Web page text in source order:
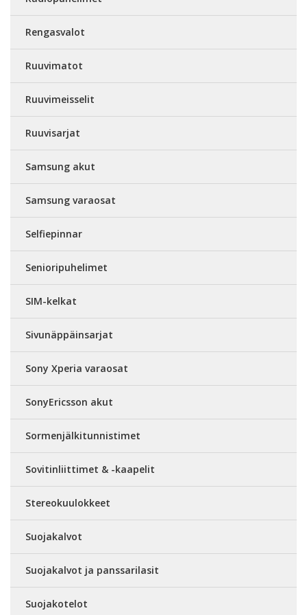
Rengasvalot
Ruuvimatot
Ruuvimeisselit
Ruuvisarjat
Samsung akut
Samsung varaosat
Selfiepinnar
Senioripuhelimet
SIM-kelkat
Sivunäppäinsarjat
Sony Xperia varaosat
SonyEricsson akut
Sormenjälkitunnistimet
Sovitinliittimet & -kaapelit
Stereokuulokkeet
Suojakalvot
Suojakalvot ja panssarilasit
Suojakotelot